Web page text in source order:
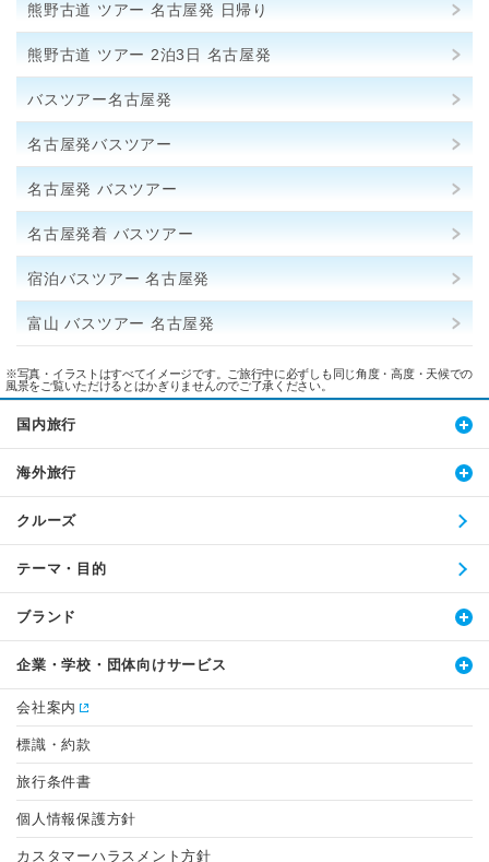
熊野古道 ツアー 名古屋発 日帰り
熊野古道 ツアー 2泊3日 名古屋発
バスツアー名古屋発
名古屋発バスツアー
名古屋発 バスツアー
名古屋発着 バスツアー
宿泊バスツアー 名古屋発
富山 バスツアー 名古屋発
※写真・イラストはすべてイメージです。ご旅行中に必ずしも同じ角度・高度・天候での
風景をご覧いただけるとはかぎりませんのでご了承ください。
国内旅行
海外旅行
クルーズ
テーマ・目的
ブランド
企業・学校・団体向けサービス
会社案内
標識・約款
旅行条件書
個人情報保護方針
カスタマーハラスメント方針